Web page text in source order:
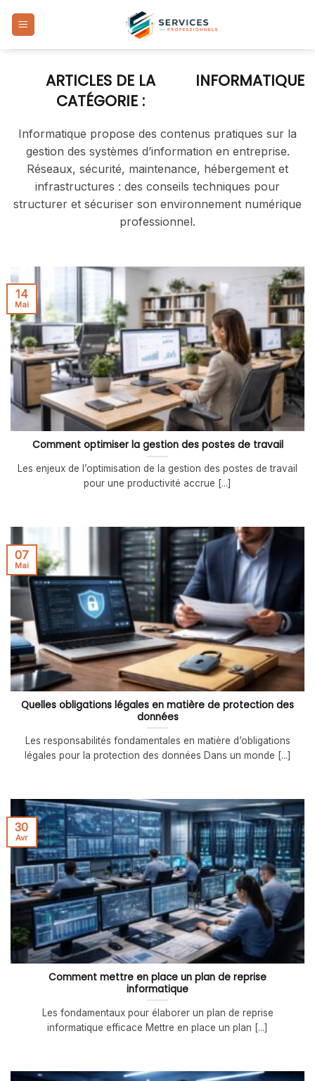
INFORMATIQUE
Informatique propose des contenus pratiques sur la
gestion des systèmes d’information en entreprise.
Réseaux, sécurité, maintenance, hébergement et
infrastructures : des conseils techniques pour
structurer et sécuriser son environnement numérique
professionnel.
Comment optimiser la gestion des postes de travail
Les enjeux de l’optimisation de la gestion des postes de travail
pour une productivité accrue [...]
14
Mai
Quelles obligations légales en matière de protection des
données
Les responsabilités fondamentales en matière d’obligations
légales pour la protection des données Dans un monde [...]
07
Mai
Comment mettre en place un plan de reprise
informatique
Les fondamentaux pour élaborer un plan de reprise
informatique efficace Mettre en place un plan [...]
30
Avr